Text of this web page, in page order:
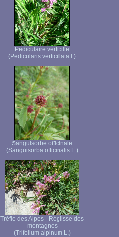
Pédiculaire verticillé
(Pedicularis verticillata l.)
Sanguisorbe officinale
(Sanguisorba officinalis L.)
Trèfle des Alpes - Réglisse des
montagnes
(Trifolium alpinum L.)